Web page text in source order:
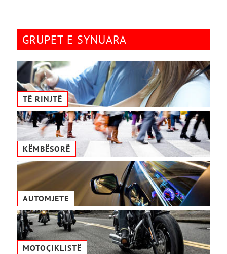
GRUPET E SYNUARA
TË RINJTË
KËMBËSORË
AUTOMJETE
MOTOÇIKLISTË